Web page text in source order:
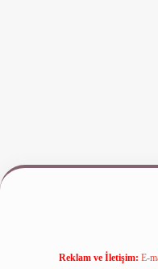
www.betexper.xyz/
Reklam ve İletişim: E-